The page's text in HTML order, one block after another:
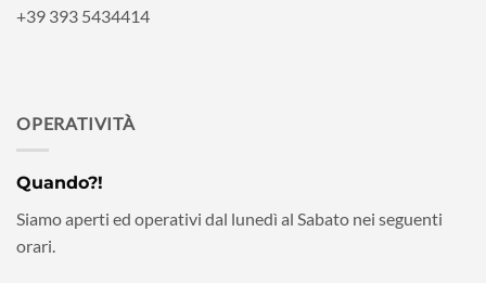
+39 393 5434414
OPERATIVITÀ
Quando?!
Siamo aperti ed operativi dal lunedì al Sabato nei seguenti
orari.